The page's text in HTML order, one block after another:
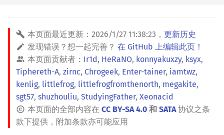
本页面最近更新： 2026/1/27 11:38:23 ， 更新历史
发现错误？想一起完善？ 在 GitHub 上编辑此页！
本页面贡献者： Ir1d, HeRaNO, konnyakuxzy, ksyx,
Tiphereth-A, zirnc, Chrogeek, Enter-tainer, iamtwz,
kenlig, littlefrog, littlefrogfromthenorth, megakite,
sgt57, shuzhouliu, StudyingFather, Xeonacid
本页面的全部内容在 CC BY-SA 4.0 和 SATA协议之条
款下提供，附加条款亦可能应用